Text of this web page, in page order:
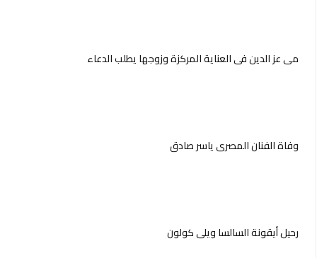
مي عز الدين في العناية المركزة وزوجها يطلب الدعاء
وفاة الفنان المصري ياسر صادق
رحيل أيقونة السالسا ويلي كولون